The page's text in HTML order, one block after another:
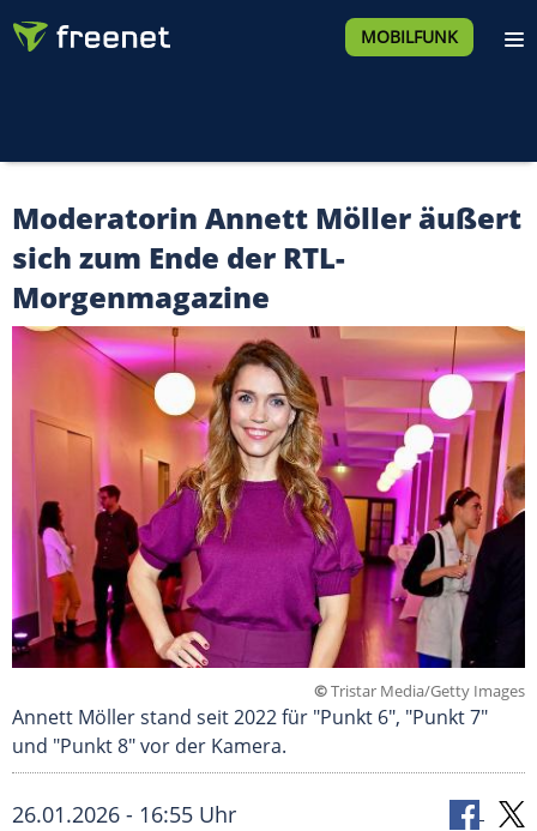
MOBILFUNK
Moderatorin Annett Möller äußert
sich zum Ende der RTL-
Morgenmagazine
©Tristar Media/Getty Images
Annett Möller stand seit 2022 für "Punkt 6", "Punkt 7"
und "Punkt 8" vor der Kamera.
26.01.2026 - 16:55 Uhr